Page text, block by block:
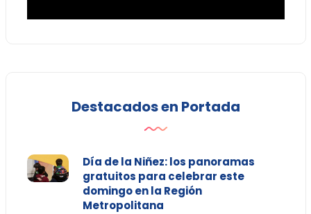
Destacados en Portada
Día de la Niñez: los panoramas
gratuitos para celebrar este
domingo en la Región
Metropolitana